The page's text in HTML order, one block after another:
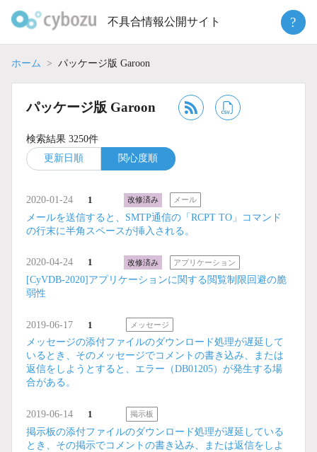
不具合情報公開サイト ?
ホーム パッケージ版 Garoon
パッケージ版 Garoon
検索結果 3250件
更新日順
関心度順
2020-01-24 1 改修済み メール
メールを送信すると、SMTP通信の「RCPT TO」コマンド
の行末に半角スペースが挿入される。
2020-04-24 1 改修済み アプリケーション
[CyVDB-2020]アプリケーションに関する閲覧制限回避の脆
弱性
2019-06-17 1 メッセージ
メッセージの添付ファイルのダウンロード処理が遅延して
いるとき、そのメッセージでコメントの書き込み、または
返信をしようとすると、エラー（DB01205）が発生する場
合がある。
2019-06-14 1 掲示板
掲示板の添付ファイルのダウンロード処理が遅延している
とき、その掲示でコメントの書き込み、または返信をしよ